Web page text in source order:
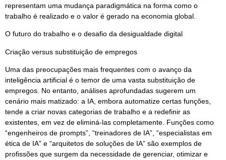
representam uma mudança paradigmática na forma como o
trabalho é realizado e o valor é gerado na economia global.
O futuro do trabalho e o desafio da desigualdade digital
Criação versus substituição de empregos
Uma das preocupações mais frequentes com o avanço da
inteligência artificial é o temor de uma vasta substituição de
empregos. No entanto, análises aprofundadas sugerem um
cenário mais matizado: a IA, embora automatize certas funções,
tende a criar novas categorias de trabalho e a redefinir as
existentes, em vez de eliminá-las completamente. Funções como
“engenheiros de prompts”, “treinadores de IA”, “especialistas em
ética de IA” e “arquitetos de soluções de IA” são exemplos de
profissões que surgem da necessidade de gerenciar, otimizar e